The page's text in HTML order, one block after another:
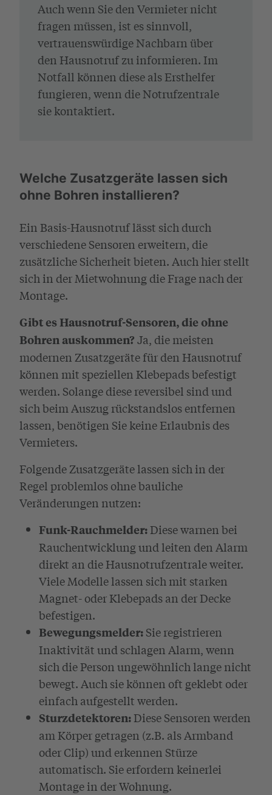
Auch wenn Sie den Vermieter nicht
fragen müssen, ist es sinnvoll,
vertrauenswürdige Nachbarn über
den Hausnotruf zu informieren. Im
Notfall können diese als Ersthelfer
fungieren, wenn die Notrufzentrale
sie kontaktiert.
Welche Zusatzgeräte lassen sich
ohne Bohren installieren?
Ein Basis-Hausnotruf lässt sich durch
verschiedene Sensoren erweitern, die
zusätzliche Sicherheit bieten. Auch hier stellt
sich in der Mietwohnung die Frage nach der
Montage.
Gibt es Hausnotruf-Sensoren, die ohne
Bohren auskommen? Ja, die meisten
modernen Zusatzgeräte für den Hausnotruf
können mit speziellen Klebepads befestigt
werden. Solange diese reversibel sind und
sich beim Auszug rückstandslos entfernen
lassen, benötigen Sie keine Erlaubnis des
Vermieters.
Folgende Zusatzgeräte lassen sich in der
Regel problemlos ohne bauliche
Veränderungen nutzen:
Funk-Rauchmelder:Diese warnen bei
Rauchentwicklung und leiten den Alarm
direkt an die Hausnotrufzentrale weiter.
Viele Modelle lassen sich mit starken
Magnet- oder Klebepads an der Decke
befestigen.
Bewegungsmelder: Sie registrieren
Inaktivität und schlagen Alarm, wenn
sich die Person ungewöhnlich lange nicht
bewegt. Auch sie können oft geklebt oder
einfach aufgestellt werden.
Sturzdetektoren:Diese Sensoren werden
am Körper getragen (z.B. als Armband
oder Clip) und erkennen Stürze
automatisch. Sie erfordern keinerlei
Montage in der Wohnung.